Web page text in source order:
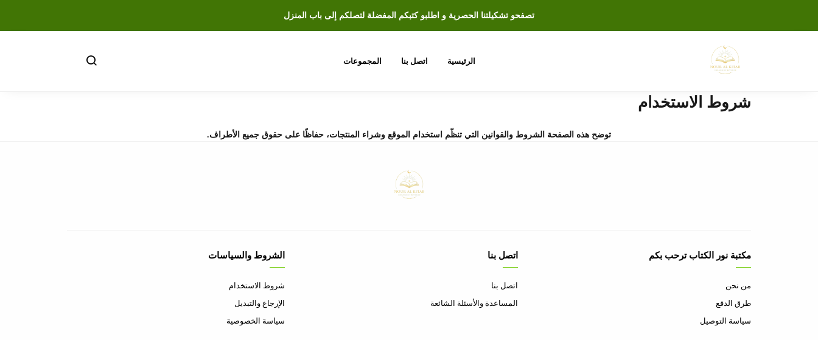
تصفحو تشكيلتنا الحصرية و اطلبو كتبكم المفضلة لتصلكم إلى باب المنزل
الرئيسية اتصل بنا المجموعات
شروط الاستخدام
توضح هذه الصفحة الشروط والقوانين التي تنظّم استخدام الموقع وشراء المنتجات، حفاظًا على حقوق جميع الأطراف.
مكتبة نور الكتاب ترحب بكم
من نحن
طرق الدفع
سياسة التوصيل
اتصل بنا
اتصل بنا
المساعدة والأسئلة الشائعة
الشروط والسياسات
شروط الاستخدام
الإرجاع والتبديل
سياسة الخصوصية